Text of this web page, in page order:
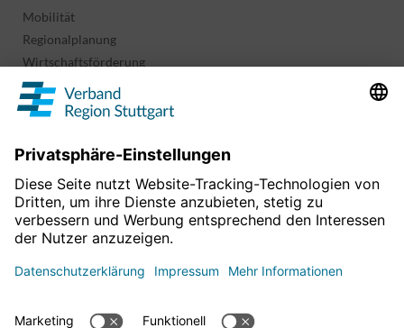
Mobilität
Regionalplanung
Wirtschaftsförderung
Sport und Kultur
Projekte & Programme
Informationen & Downloads
Geoinformation